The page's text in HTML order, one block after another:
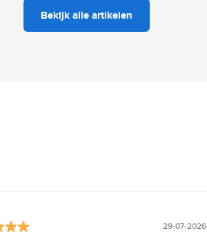
Bekijk alle artikelen
29-07-2026